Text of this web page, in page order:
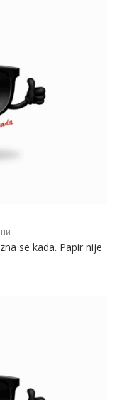
Beogradska
se kada. Papir nije